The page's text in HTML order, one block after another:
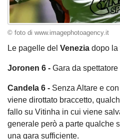
© foto di www.imagephotoagency.it
Le pagelle del Venezia dopo la
Joronen 6 - Gara da
Candela 6 - Senza Altare e
viene dirottato braccetto,
fallo su Vitinha in cui viene
generale però a parte qualche
una gara sufficiente.